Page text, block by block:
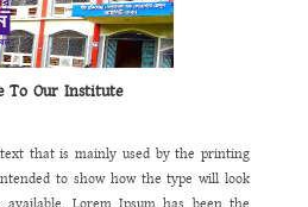
থাকবে তা অবাধ তথ্য পাওয়ার অধিকার
ইনফরমেশন হাইওয়ে উঠতে সক্ষম
,জবাবদিহিতা সেবার মান বৃদ্ধি পাবে
To Our Institute
that is mainly used by the printing
to show how the type will look